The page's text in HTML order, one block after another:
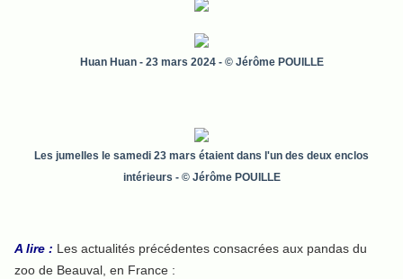
Huan Huan - 23 mars 2024 - © Jérôme POUILLE
Les jumelles le samedi 23 mars étaient dans l'un des deux enclos
intérieurs - © Jérôme POUILLE
A lire : Les actualités précédentes consacrées aux pandas du
zoo de Beauval, en France :